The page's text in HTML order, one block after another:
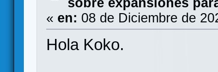
sobre expansiones
« en: 08 de Diciembre de
Hola Koko.